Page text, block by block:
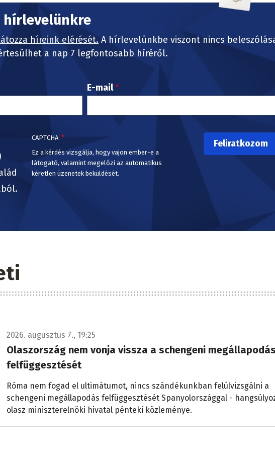
hírlevelünkre
híreink elérését. A hírlevelünkbe viszont nincs
a nap 7 legfontosabb híréről.
E-mail
CAPTCHA
Ez a kérdés vizsgálja, hogy vajon ember-e a
látogató, valamint megelőzi az automatikus
kéretlen üzenetek beküldését.
2026. augusztus 7., 19:25
Olaszország nem vonja vissza a schengeni
felfüggesztését
Róma nem fogad el ultimátumot, nincs szándékunkban felülvizsgálni a
schengeni megállapodás felfüggesztését Spanyolországgal -
olasz miniszterelnöki hivatal pénteki közleménye.